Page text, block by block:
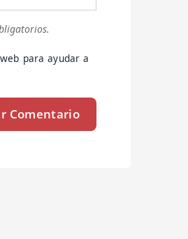
para ayudar a
Comentario